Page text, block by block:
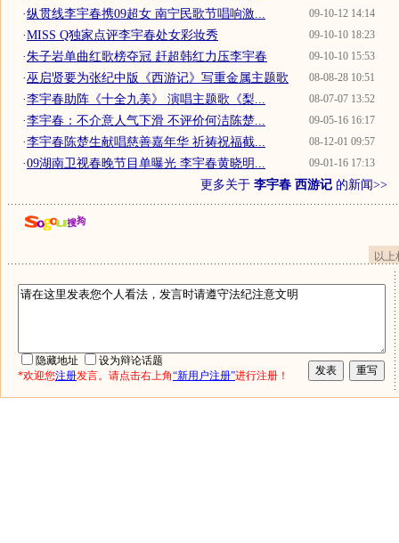
09-10-12 14:14
·纵贯线李宇春携09超女 南宁民歌节唱响激...
09-10-10 18:23
·MISS Q独家点评李宇春处女彩妆秀
09-10-10 15:53
·朱子岩单曲红歌榜夺冠 赶超韩红力压李宇春
08-08-28 10:51
·巫启贤要为张纪中版《西游记》写重金属主题歌
08-07-07 13:52
·李宇春助阵《十全九美》 演唱主题歌《梨...
09-05-16 16:17
·李宇春：不介意人气下滑 不评价何洁陈楚...
08-12-01 09:57
·李宇春陈楚生献唱慈善嘉年华 祈祷祝福截...
09-01-16 17:13
·09湖南卫视春晚节目单曝光 李宇春黄晓明...
更多关于 李宇春 西游记 的新闻>>
以
隐藏地址
设为辩论话题
*欢迎您注册发言。请点击右上角“新用户注册”进行注册！